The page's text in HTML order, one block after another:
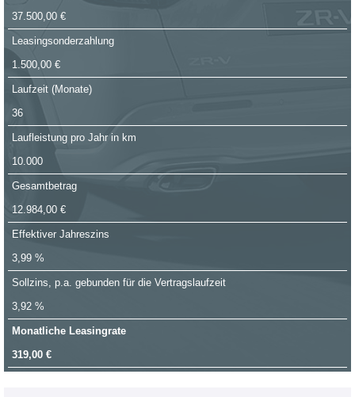
37.500,00 €
Leasingsonderzahlung
1.500,00 €
Laufzeit (Monate)
36
Laufleistung pro Jahr in km
10.000
Gesamtbetrag
12.984,00 €
Effektiver Jahreszins
3,99 %
Sollzins, p.a. gebunden für die Vertragslaufzeit
3,92 %
Monatliche Leasingrate
319,00 €